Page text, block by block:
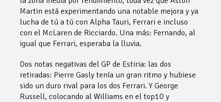
Martin está experimentando una notable mejora y ya
lucha de tú a tú con Alpha Tauri, Ferrari e incluso
con el McLaren de Ricciardo. Una más: Fernando, al
igual que Ferrari, esperaba la lluvia.
Dos notas negativas del GP de Estiria: las dos
retiradas: Pierre Gasly tenía un gran ritmo y hubiese
sido un duro rival para los dos Ferrari. Y George
Russell, colocando al Williams en el top10 y